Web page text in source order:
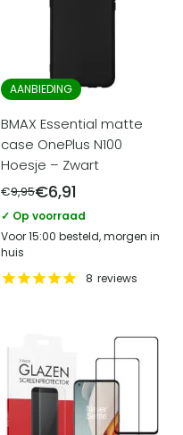
AANBIEDING
BMAX Essential matte
case OnePlus N100
Hoesje – Zwart
€9,95€6,91
✓ Op voorraad
Voor 15:00 besteld, morgen in
huis
8 reviews